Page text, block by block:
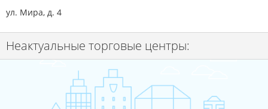
ул. Мира, д. 4
Неактуальные торговые центры: